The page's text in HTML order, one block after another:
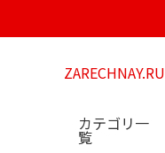
ZARECHNAY.RU
カテゴリ一
覧